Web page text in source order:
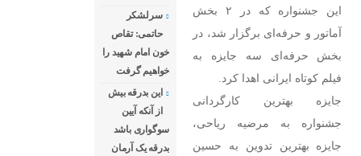
این جشنواره که در ۲ بخش
آماتور و حرفه‌ای برگزار شد، در
بخش حرفه‌ای سه جایزه به
فیلم کوتاه ایرانی اهدا کرد.
جایزه بهترین کارگردانی
جشنواره به مرضیه ریاحی،
جایزه بهترین تدوین به حسین
سرلشکر
حاتمی: تقاص
خون امام شهید را
خواهیم گرفت
این بدرقه بیش
از آنکه آیین
سوگواری باشد
بدرقه یک آرمان